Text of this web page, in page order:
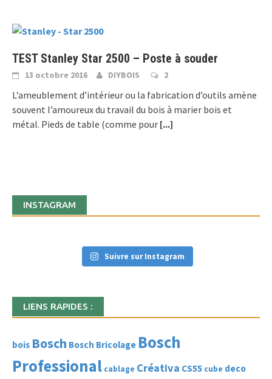
TEST Stanley Star 2500 – Poste à souder
13 octobre 2016 DIYBOIS 2
L’ameublement d’intérieur ou la fabrication d’outils amène
souvent l’amoureux du travail du bois à marier bois et
métal. Pieds de table (comme pour [...]
INSTAGRAM
Suivre sur Instagram
LIENS RAPIDES :
bois Bosch Bosch Bricolage Bosch
Professional cablage Créativa CS55 cube deco